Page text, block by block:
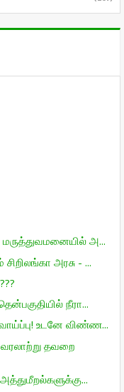
அ...
அரசு - ...
நீரா...
உடனே விண்ண...
தவறை